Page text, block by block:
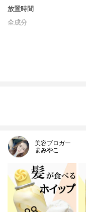
放置時間
全成分
美容ブロガー
まみやこ